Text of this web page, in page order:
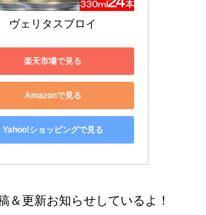
ヴェリタスブロイ
楽天市場で見る
Amazonで見る
Yahoo!ショッピングで見る
＆更新お知らせしているよ！